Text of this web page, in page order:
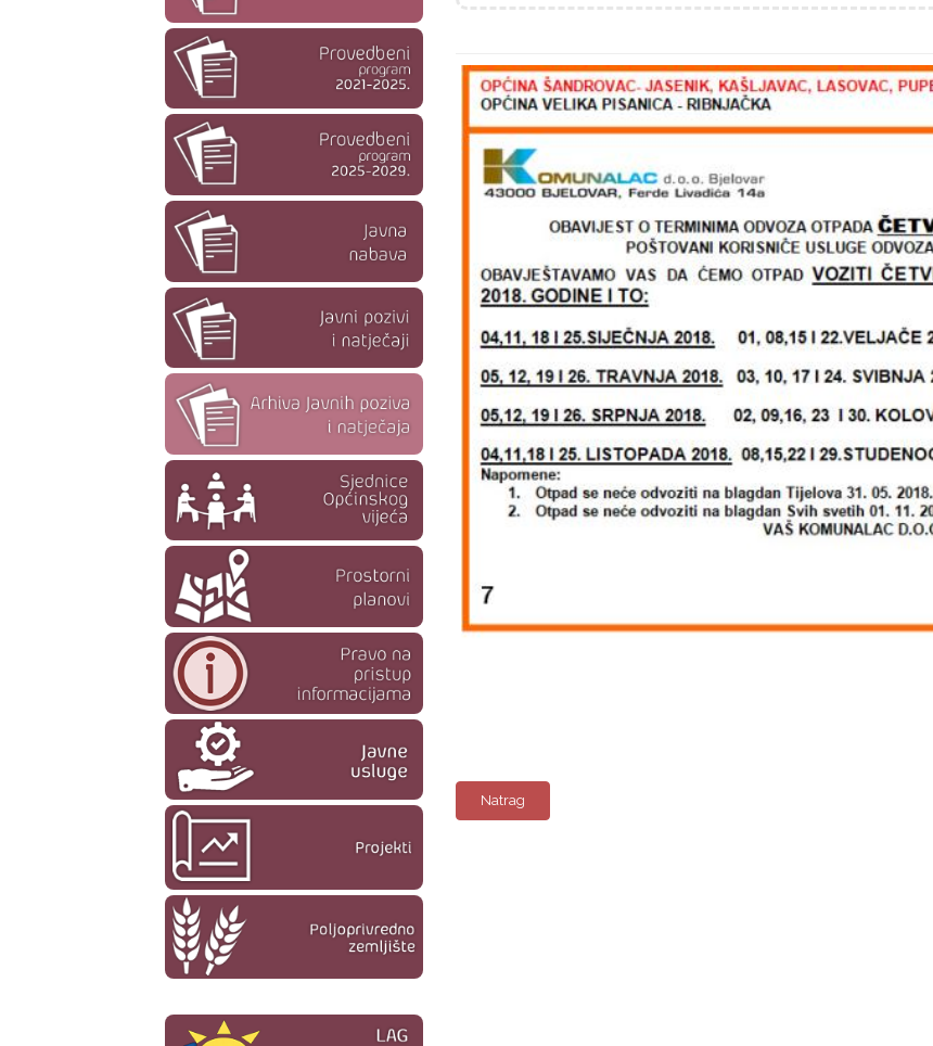
Natrag